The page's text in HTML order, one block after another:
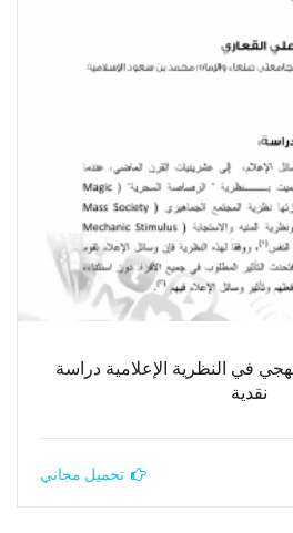
في النظرية الإعلامية دراسة
نقدية
تحميل مجاني